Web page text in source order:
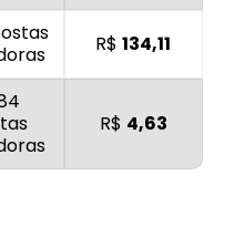
R$ 134,11
R$ 4,63